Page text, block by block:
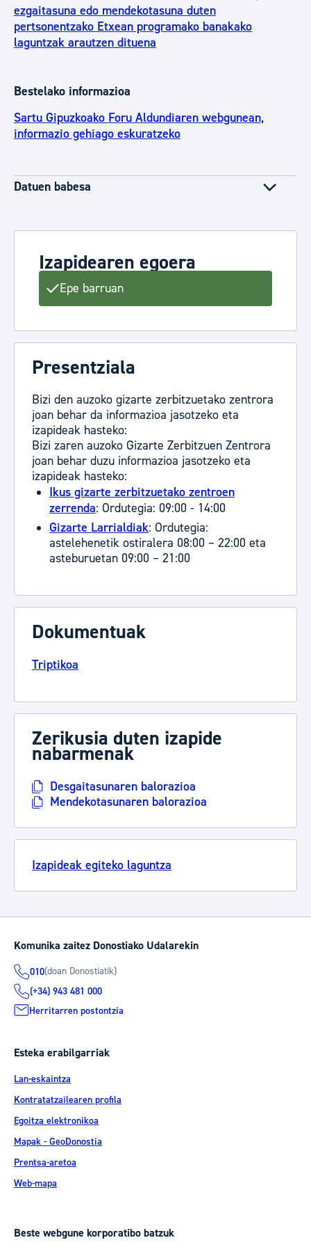
ezgaitasuna edo mendekotasuna duten
pertsonentzako Etxean programako banakako
laguntzak arautzen dituena
Bestelako informazioa
Sartu Gipuzkoako Foru Aldundiaren webgunean,
informazio gehiago eskuratzeko
Datuen babesa
Izapidearen egoera
Epe barruan
Presentziala
Bizi den auzoko gizarte zerbitzuetako zentrora
joan behar da informazioa jasotzeko eta
izapideak hasteko:
Bizi zaren auzoko Gizarte Zerbitzuen Zentrora
joan behar duzu informazioa jasotzeko eta
izapideak hasteko:
Ikus gizarte zerbitzuetako zentroen
zerrenda: Ordutegia: 09:00 - 14:00
Gizarte Larrialdiak: Ordutegia:
astelehenetik ostiralera 08:00 – 22:00 eta
asteburuetan 09:00 – 21:00
Dokumentuak
Triptikoa
Zerikusia duten izapide
nabarmenak
Desgaitasunaren balorazioa
Mendekotasunaren balorazioa
Izapideak egiteko laguntza
Komunika zaitez Donostiako Udalarekin
010(doan Donostiatik)
(+34) 943 481 000
Herritarren postontzia
Esteka erabilgarriak
Lan-eskaintza
Kontratatzailearen profila
Egoitza elektronikoa
Mapak - GeoDonostia
Prentsa-aretoa
Web-mapa
Beste webgune korporatibo batzuk